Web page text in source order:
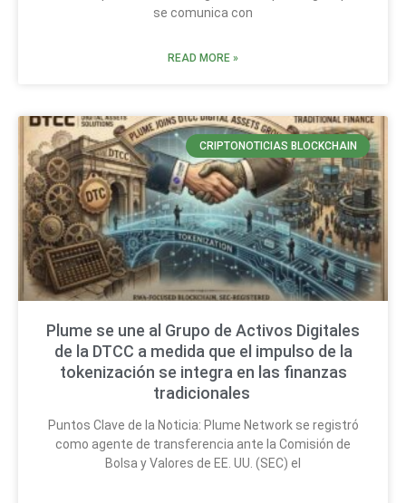
se comunica con
READ MORE »
CRIPTONOTICIAS BLOCKCHAIN
Plume se une al Grupo de Activos Digitales
de la DTCC a medida que el impulso de la
tokenización se integra en las finanzas
tradicionales
Puntos Clave de la Noticia: Plume Network se registró
como agente de transferencia ante la Comisión de
Bolsa y Valores de EE. UU. (SEC) el